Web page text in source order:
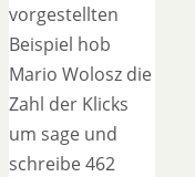
vorgestellten
Beispiel hob
Mario Wolosz die
Zahl der Klicks
um sage und
schreibe 462